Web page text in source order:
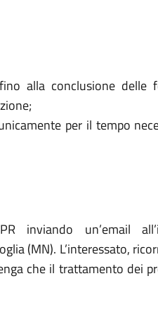
alla conclusione delle
per il tempo
un’email
(MN). L’interessato,
che il trattamento dei